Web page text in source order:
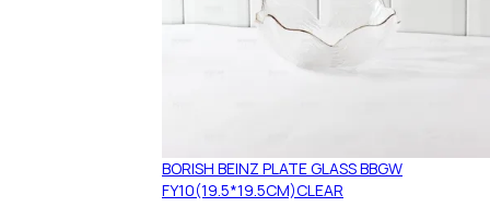
BORISH BEINZ PLATE GLASS BBGW
FY10(19.5*19.5CM)CLEAR